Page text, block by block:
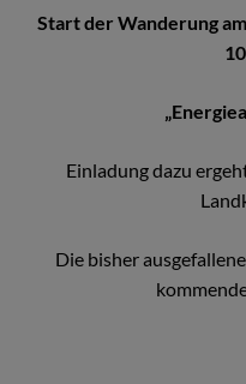
Start der Wanderung
Einladung dazu
Die bisher